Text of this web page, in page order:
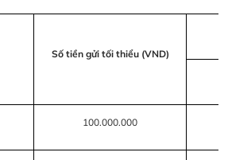
Số tiền gửi tối thiểu (VND)
100.000.000